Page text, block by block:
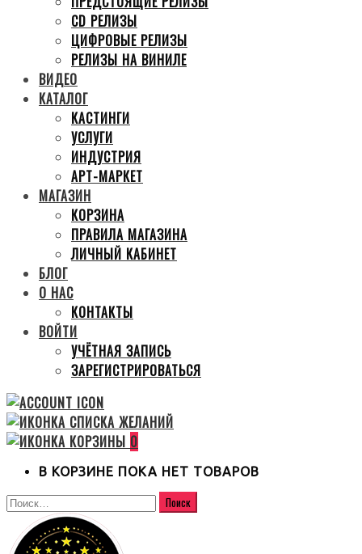
CD РЕЛИЗЫ
ЦИФРОВЫЕ РЕЛИЗЫ
РЕЛИЗЫ НА ВИНИЛЕ
ВИДЕО
КАТАЛОГ
КАСТИНГИ
УСЛУГИ
ИНДУСТРИЯ
АРТ-МАРКЕТ
МАГАЗИН
КОРЗИНА
ПРАВИЛА МАГАЗИНА
ЛИЧНЫЙ КАБИНЕТ
БЛОГ
О НАС
КОНТАКТЫ
ВОЙТИ
УЧЁТНАЯ ЗАПИСЬ
ЗАРЕГИСТРИРОВАТЬСЯ
0
В КОРЗИНЕ ПОКА НЕТ ТОВАРОВ